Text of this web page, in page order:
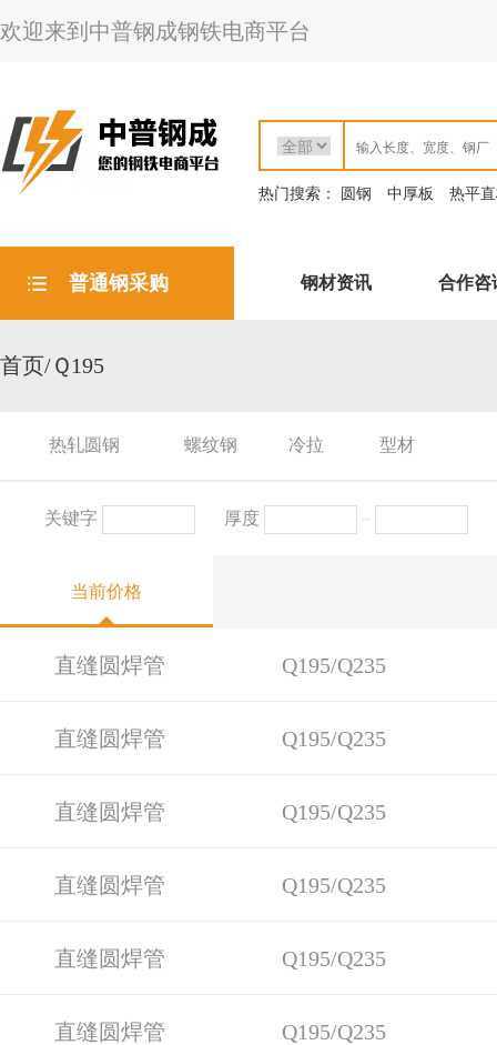
欢迎来到中普钢成钢铁电商平台
热门搜索： 圆钢 中厚板 热平
普通钢采购 钢材资讯 合作咨
首页/Ｑ195
热轧圆钢 螺纹钢 冷拉 型材
关键字 厚度
当前价格
直缝圆焊管 Q195/Q235
直缝圆焊管 Q195/Q235
直缝圆焊管 Q195/Q235
直缝圆焊管 Q195/Q235
直缝圆焊管 Q195/Q235
直缝圆焊管 Q195/Q235